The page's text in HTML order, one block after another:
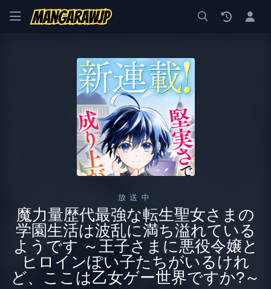
放送中
魔力量歴代最強な転生聖女さまの
学園生活は波乱に満ち溢れている
ようです ～王子さまに悪役令嬢と
ヒロインぽい子たちがいるけれ
ど、ここは乙女ゲー世界ですか?～
漫画 raw, mangaraw, manga raw, manga1001, manga1000, エロ 漫画, エ